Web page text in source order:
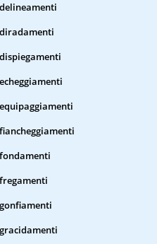
delineamenti
diradamenti
dispiegamenti
echeggiamenti
equipaggiamenti
fiancheggiamenti
fondamenti
fregamenti
gonfiamenti
gracidamenti